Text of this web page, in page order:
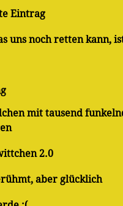
Eintrag
uns noch retten kann,
mit tausend
2.0
aber glücklich